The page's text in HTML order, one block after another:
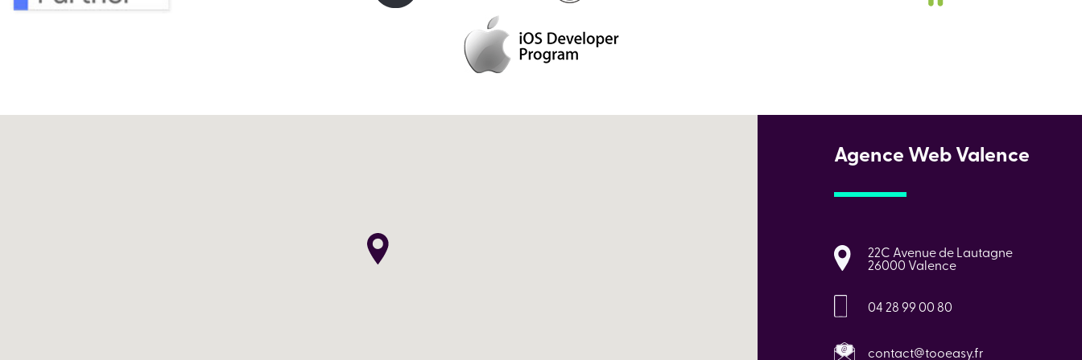
Agence Web Valence
22C Avenue de Lautagne
26000 Valence
04 28 99 00 80
contact@tooeasy.fr